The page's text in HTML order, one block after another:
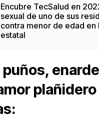
Encubre TecSalud en
sexual de uno de sus
contra menor de edad en
estatal